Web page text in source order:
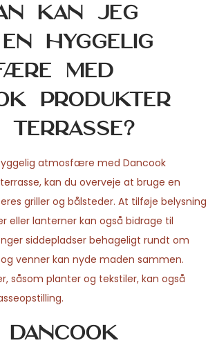
kan jeg
hyggelig
med
produkter
terrasse?
atmosfære med Dancook
kan du overveje at bruge en
griller og bålsteder. At tilføje belysning
eller lanterner kan også bidrage til
siddepladser behageligt rundt om
venner kan nyde maden sammen.
såsom planter og tekstiler, kan også